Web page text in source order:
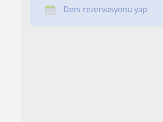
Ders rezervasyonu yap